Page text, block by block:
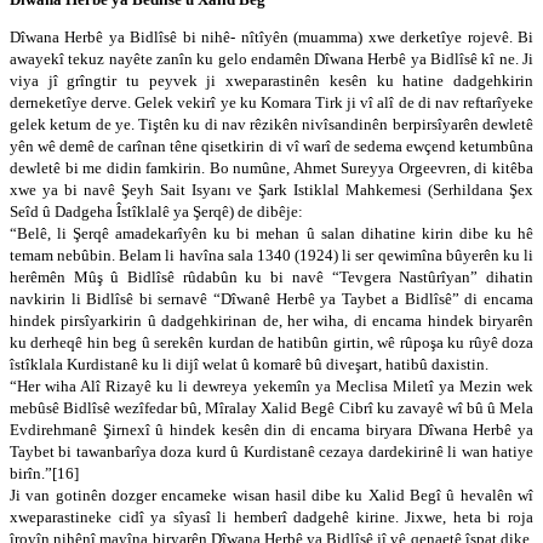
Dîwana Herbê ya Bidlîsê bi nihê- nîtîyên (muamma) xwe derketîye rojevê. Bi
awayekî tekuz nayête zanîn ku gelo endamên Dîwana Herbê ya Bidlîsê kî ne. Ji
viya jî grîngtir tu peyvek ji xweparastinên kesên ku hatine dadgehkirin
derneketîye derve. Gelek vekirî ye ku Komara Tirk ji vî alî de di nav reftarîyeke
gelek ketum de ye. Tiştên ku di nav rêzikên nivîsandinên berpirsîyarên dewletê
yên wê demê de carînan têne qisetkirin di vî warî de sedema ewçend ketumbûna
dewletê bi me didin famkirin. Bo numûne, Ahmet Sureyya Orgeevren, di kitêba
xwe ya bi navê Şeyh Sait Isyanı ve Şark Istiklal Mahkemesi (Serhildana Şex
Seîd û Dadgeha Îstîklalê ya Şerqê) de dibêje:
“Belê, li Şerqê amadekarîyên ku bi mehan û salan dihatine kirin dibe ku hê
temam nebûbin. Belam li havîna sala 1340 (1924) li ser qewimîna bûyerên ku li
herêmên Mûş û Bidlîsê rûdabûn ku bi navê “Tevgera Nastûrîyan” dihatin
navkirin li Bidlîsê bi sernavê “Dîwanê Herbê ya Taybet a Bidlîsê” di encama
hindek pirsîyarkirin û dadgehkirinan de, her wiha, di encama hindek biryarên
ku derheqê hin beg û serekên kurdan de hatibûn girtin, wê rûpoşa ku rûyê doza
îstîklala Kurdistanê ku li dijî welat û komarê bû diveşart, hatibû daxistin.
“Her wiha Alî Rizayê ku li dewreya yekemîn ya Meclisa Miletî ya Mezin wek
mebûsê Bidlîsê wezîfedar bû, Mîralay Xalid Begê Cibrî ku zavayê wî bû û Mela
Evdirehmanê Şirnexî û hindek kesên din di encama biryara Dîwana Herbê ya
Taybet bi tawanbarîya doza kurd û Kurdistanê cezaya dardekirinê li wan hatiye
birîn.”[16]
Ji van gotinên dozger encameke wisan hasil dibe ku Xalid Begî û hevalên wî
xweparastineke cidî ya sîyasî li hemberî dadgehê kirine. Jixwe, heta bi roja
îroyîn nihênî mayîna biryarên Dîwana Herbê ya Bidlîsê jî vê qenaetê îspat dike.